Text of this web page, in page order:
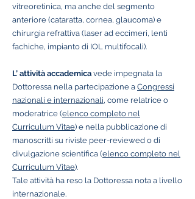
vitreoretinica, ma anche del segmento
anteriore (cataratta, cornea, glaucoma) e
chirurgia refrattiva (laser ad eccimeri, lenti
fachiche, impianto di IOL multifocali).
L’ attività accademica vede impegnata la
Dottoressa nella partecipazione a Congressi
nazionali e internazionali, come relatrice o
moderatrice (elenco completo nel
Curriculum Vitae) e nella pubblicazione di
manoscritti su riviste peer-reviewed o di
divulgazione scientifica (elenco completo nel
Curriculum Vitae).
Tale attività ha reso la Dottoressa nota a livello
internazionale.